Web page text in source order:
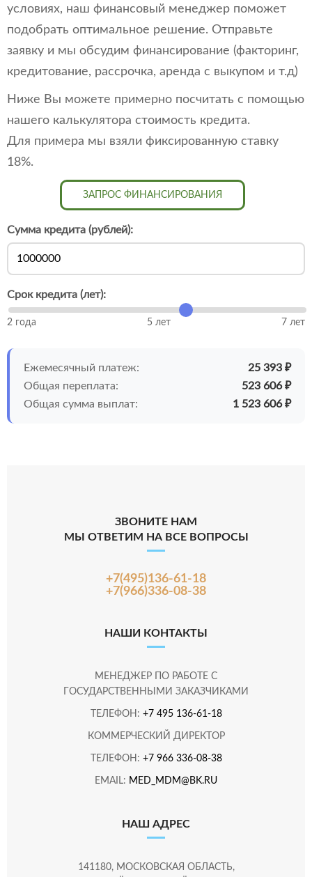
условиях, наш финансовый менеджер поможет
подобрать оптимальное решение. Отправьте
заявку и мы обсудим финансирование (факторинг,
кредитование, рассрочка, аренда с выкупом и т.д)
Ниже Вы можете примерно посчитать с помощью
нашего калькулятора стоимость кредита.
Для примера мы взяли фиксированную ставку
18%.
ЗАПРОС ФИНАНСИРОВАНИЯ
Сумма кредита (рублей):
Срок кредита (лет):
2 года 5 лет 7 лет
Ежемесячный платеж:
25 393 ₽
Общая переплата:
523 606 ₽
Общая сумма выплат:
1 523 606 ₽
ЗВОНИТЕ НАМ
МЫ ОТВЕТИМ НА ВСЕ ВОПРОСЫ
+7(495)136-61-18
+7(966)336-08-38
НАШИ КОНТАКТЫ
МЕНЕДЖЕР ПО РАБОТЕ С
ГОСУДАРСТВЕННЫМИ ЗАКАЗЧИКАМИ
ТЕЛЕФОН: +7 495 136-61-18
КОММЕРЧЕСКИЙ ДИРЕКТОР
ТЕЛЕФОН: +7 966 336-08-38
EMAIL: MED_MDM@BK.RU
НАШ АДРЕС
141180, МОСКОВСКАЯ ОБЛАСТЬ,